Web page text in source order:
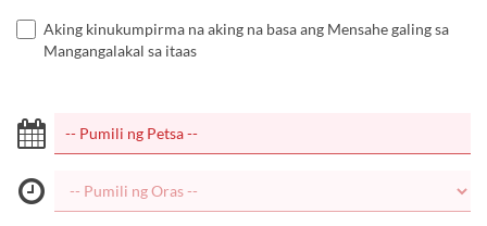
Aking kinukumpirma na aking na basa ang Mensahe galing sa
Mangangalakal sa itaas